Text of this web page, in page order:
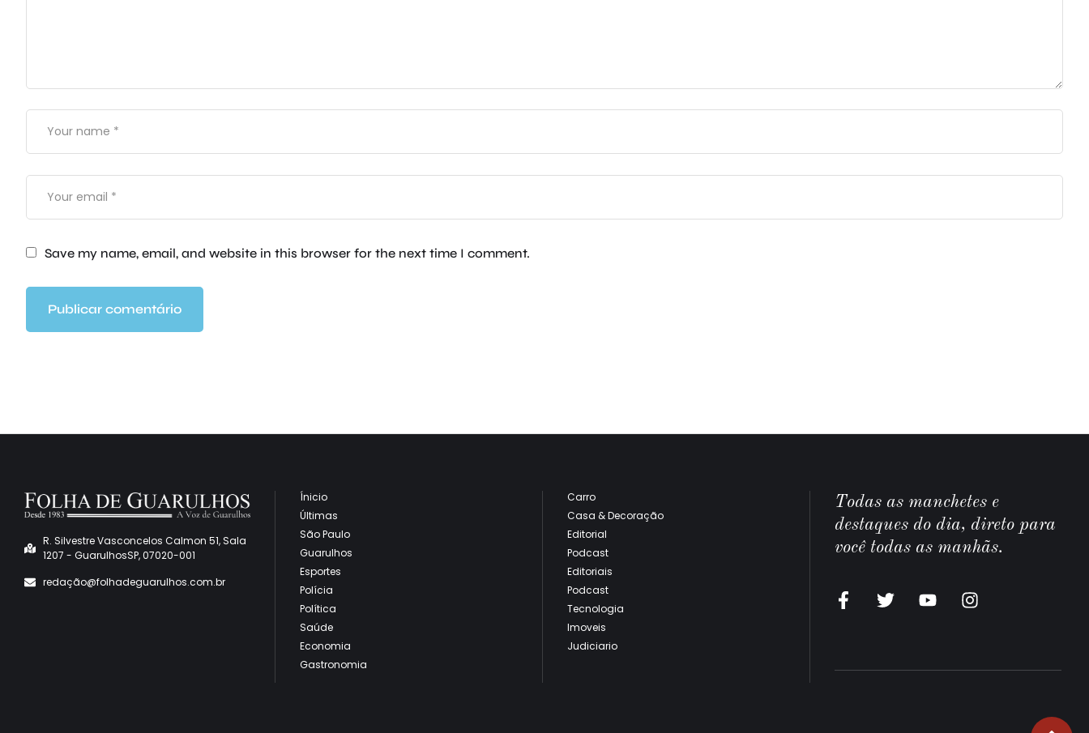
Save my name, email, and website in this browser for the next time I comment.
R. Silvestre Vasconcelos Calmon 51, Sala
1207 - GuarulhosSP, 07020-001
redação@folhadeguarulhos.com.br
Ínicio
Últimas
São Paulo
Guarulhos
Esportes
Polícia
Política
Saúde
Economia
Gastronomia
Carro
Casa & Decoração
Editorial
Podcast
Editoriais
Podcast
Tecnologia
Imoveis
Judiciario
Todas as manchetes e
destaques do dia, direto para
você todas as manhãs.